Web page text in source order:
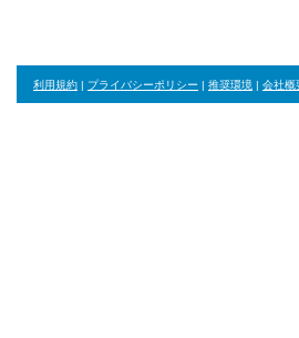
利用規約 | プライバシーポリシー | 推奨環境 | 会社概